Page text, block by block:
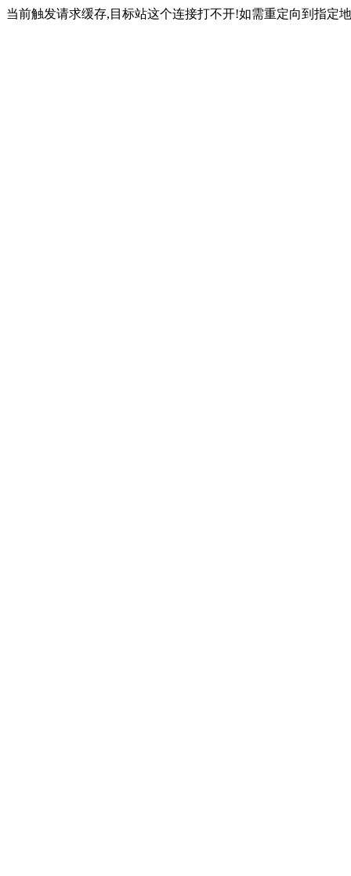
当前触发请求缓存,目标站这个连接打不开!如需重定向到指定